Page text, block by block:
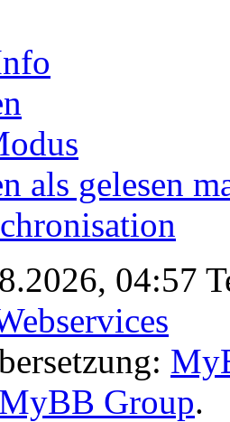
als gelesen
04:57
MyBB Group.